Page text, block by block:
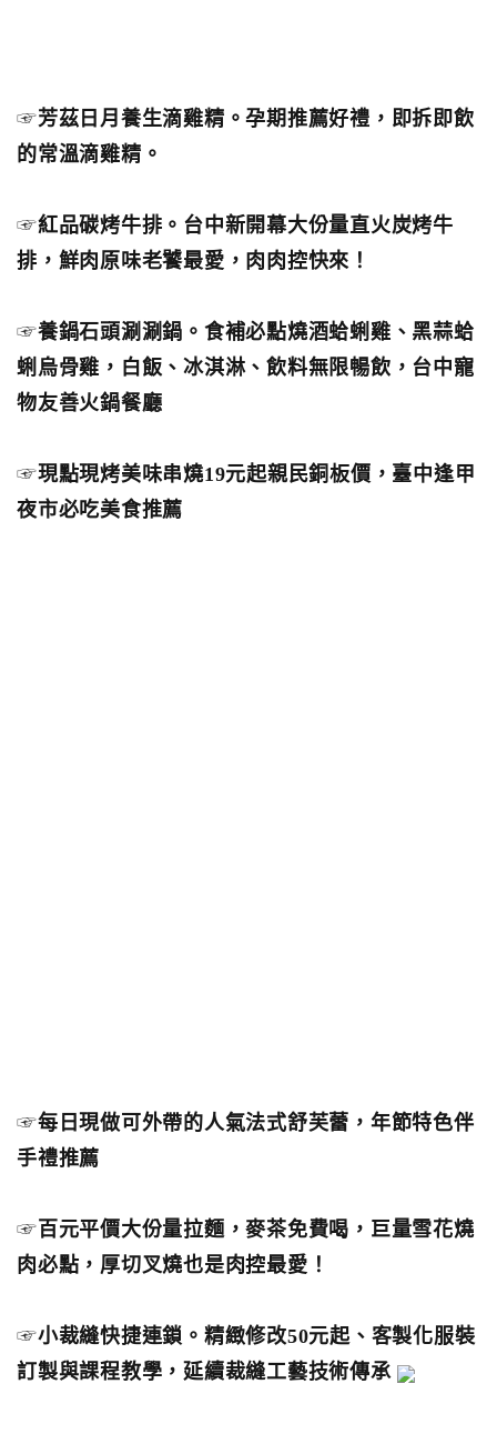
☞芳茲日月養生滴雞精。孕期推薦好禮，即拆即飲
的常溫滴雞精。
☞紅品碳烤牛排。台中新開幕大份量直火炭烤牛
排，鮮肉原味老饕最愛，肉肉控快來！
☞養鍋石頭涮涮鍋。食補必點燒酒蛤蜊雞、黑蒜蛤
蜊烏骨雞，白飯、冰淇淋、飲料無限暢飲，台中寵
物友善火鍋餐廳
☞現點現烤美味串燒19元起親民銅板價，臺中逢甲
夜市必吃美食推薦
☞每日現做可外帶的人氣法式舒芙蕾，年節特色伴
手禮推薦
☞ 百元平價大份量拉麵，麥茶免費喝，巨量雪花燒
肉必點，厚切叉燒也是肉控最愛！
☞小裁縫快捷連鎖。精緻修改50元起、客製化服裝
訂製與課程教學，延續裁縫工藝技術傳承